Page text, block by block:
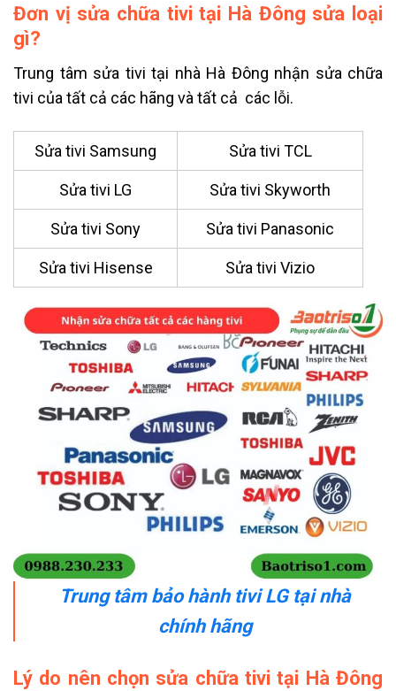
Đơn vị sửa chữa tivi tại Hà Đông sửa loại
gì?
Trung tâm sửa tivi tại nhà Hà Đông nhận sửa chữa
tivi của tất cả các hãng và tất cả các lỗi.
Sửa tivi Samsung Sửa tivi TCL
Sửa tivi LG Sửa tivi Skyworth
Sửa tivi Sony Sửa tivi Panasonic
Sửa tivi Hisense Sửa tivi Vizio
Trung tâm bảo hành tivi LG tại nhà
chính hãng
Lý do nên chọn sửa chữa tivi tại Hà Đông